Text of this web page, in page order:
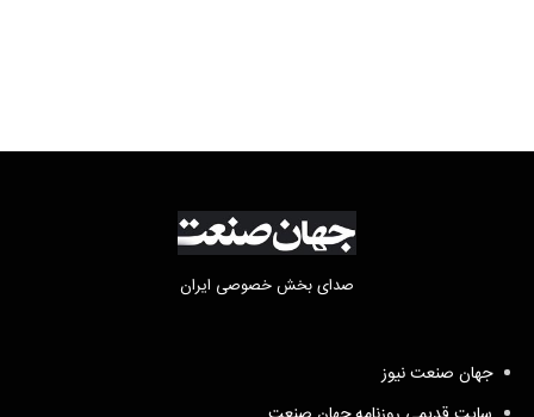
صدای بخش خصوصی ایران
جهان صنعت نیوز